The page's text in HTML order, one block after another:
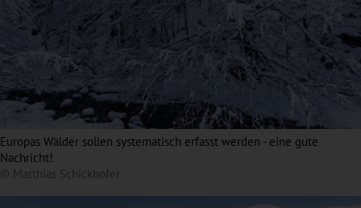
Europas Wälder sollen systematisch erfasst werden - eine gute
Nachricht!
© Matthias Schickhofer